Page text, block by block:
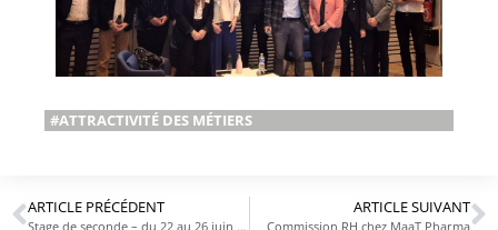
#ATTRACTIVITÉ DES MÉTIERS
ARTICLE PRÉCÉDENT
Stage de seconde – du 22 au 26 juin 2026
ARTICLE SUIVANT
Commission RH chez MaaT Pharma